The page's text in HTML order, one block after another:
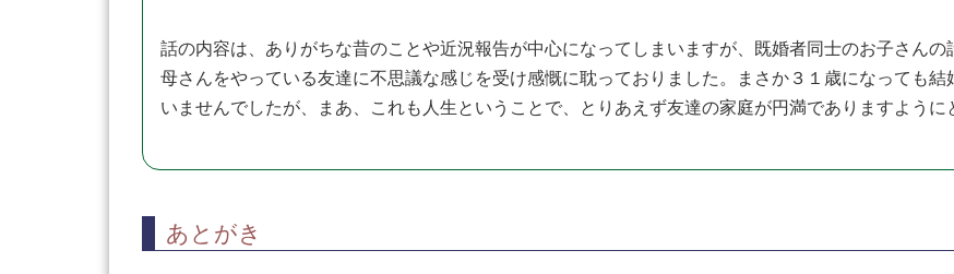
話の内容は、ありがちな昔のことや近況報告が中心になってしまいますが、既婚者同士のお子さん
母さんをやっている友達に不思議な感じを受け感慨に耽っておりました。まさか３１歳になっても
いませんでしたが、まあ、これも人生ということで、とりあえず友達の家庭が円満でありますように
あとがき